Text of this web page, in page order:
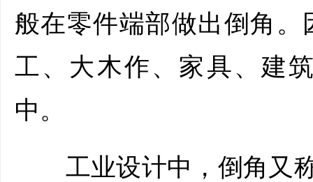
般在零件端部做出倒角
工、大木作、家具、建
中。
工业设计中，倒角又称